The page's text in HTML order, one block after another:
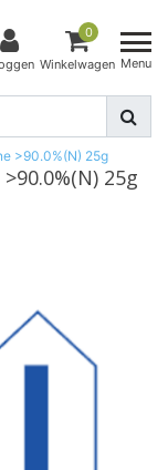
0
Winkelwagen Menu
>90.0%(N) 25g
25g